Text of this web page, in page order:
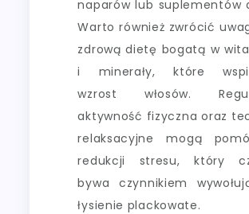
naparów lub suplementów
Warto również zwrócić
zdrową dietę bogatą w
i minerały, które
wzrost włosów.
aktywność fizyczna oraz
relaksacyjne mogą
redukcji stresu, który
bywa czynnikiem
łysienie plackowate.